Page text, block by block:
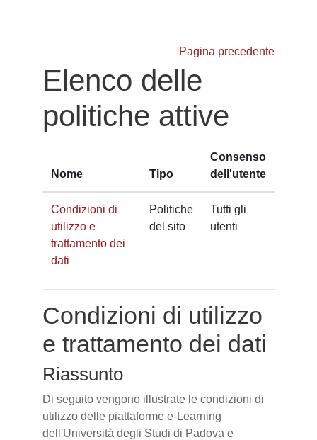
Pagina precedente
Elenco delle
politiche attive
Nome Tipo
Consenso
dell'utente
Condizioni di
utilizzo e
trattamento dei
dati
Politiche
del sito
Tutti gli
utenti
Condizioni di utilizzo
e trattamento dei dati
Riassunto
Di seguito vengono illustrate le condizioni di
utilizzo delle piattaforme e-Learning
dell'Università degli Studi di Padova e